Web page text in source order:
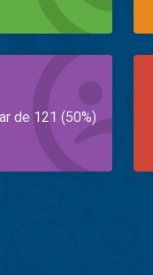
de 121 (50%)